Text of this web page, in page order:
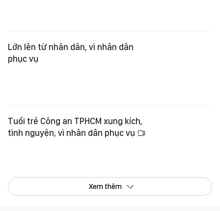
Lớn lên từ nhân dân, vì nhân dân
phục vụ
Tuổi trẻ Công an TPHCM xung kích,
tình nguyện, vì nhân dân phục vụ
Xem thêm